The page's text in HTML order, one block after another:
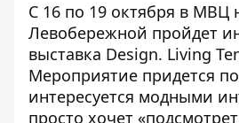
С 16 по 19 октября в МВЦ
Левобережной пройдет
выставка Design. Living
Мероприятие придется
интересуется модными
просто хочет